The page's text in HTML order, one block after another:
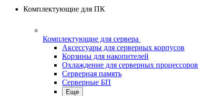
Комплектующие для ПК
Комплектующие для сервера
Аксессуары для серверных корпусов
Корзины для накопителей
Охлаждение для серверных процессоров
Серверная память
Серверные БП
Еще